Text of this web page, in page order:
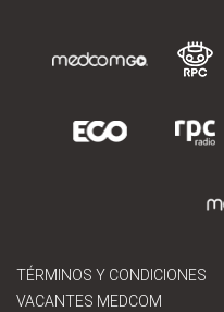
TÉRMINOS Y CONDICIONES
VACANTES MEDCOM